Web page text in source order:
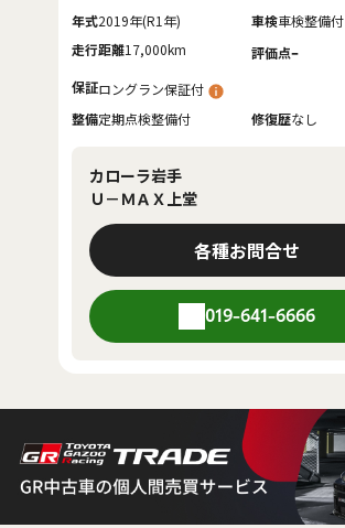
年式2019年(R1年) 車検車検整備付
走行距離17,000km 評価点-
保証ロングラン保証付
整備定期点検整備付 修復歴なし
カローラ岩手
Ｕ－ＭＡＸ上堂
各種お問合せ
019-641-6666